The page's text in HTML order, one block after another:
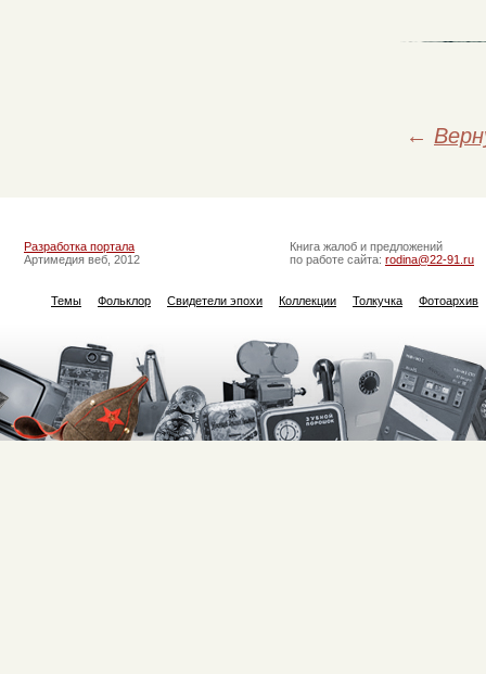
←
Разработка портала
Артимедия веб, 2012
Книга жалоб и предложений
по работе сайта: rodina@22-91.ru
Темы Фольклор Свидетели эпохи Коллекции Толкучка Фотоархив